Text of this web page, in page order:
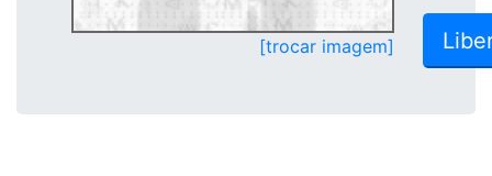
[trocar imagem]